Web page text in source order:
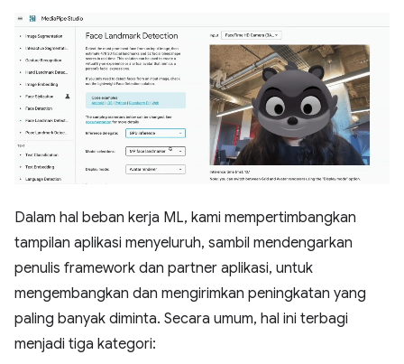
Dalam hal beban kerja ML, kami mempertimbangkan
tampilan aplikasi menyeluruh, sambil mendengarkan
penulis framework dan partner aplikasi, untuk
mengembangkan dan mengirimkan peningkatan yang
paling banyak diminta. Secara umum, hal ini terbagi
menjadi tiga kategori: